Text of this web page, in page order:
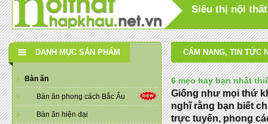
Siêu thị nội
DANH MỤC SẢN PHẨM
Bàn ăn
Bàn ăn phong cách Bắc Âu
Bàn ăn hiện đại
CẨM NANG, TIN TỨC
6 mẹo hay bạn nhất
Giống như mọi thứ
nghĩ rằng bạn biết
trực tuyến, phong